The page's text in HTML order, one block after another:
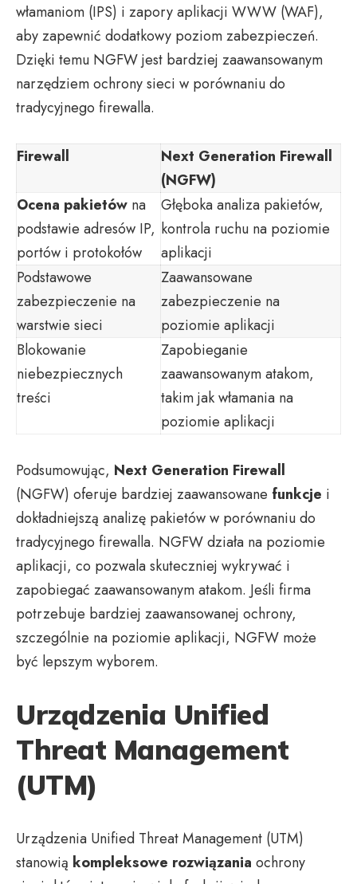
włamaniom (IPS) i zapory aplikacji WWW (WAF),
aby zapewnić dodatkowy poziom zabezpieczeń.
Dzięki temu NGFW jest bardziej zaawansowanym
narzędziem ochrony sieci w porównaniu do
tradycyjnego firewalla.
Firewall
Next Generation Firewall
(NGFW)
Ocena pakietów na
podstawie adresów IP,
portów i protokołów
Głęboka analiza pakietów,
kontrola ruchu na poziomie
aplikacji
Podstawowe
zabezpieczenie na
warstwie sieci
Zaawansowane
zabezpieczenie na
poziomie aplikacji
Blokowanie
niebezpiecznych
treści
Zapobieganie
zaawansowanym atakom,
takim jak włamania na
poziomie aplikacji
Podsumowując, Next Generation Firewall
(NGFW) oferuje bardziej zaawansowane funkcje i
dokładniejszą analizę pakietów w porównaniu do
tradycyjnego firewalla. NGFW działa na poziomie
aplikacji, co pozwala skuteczniej wykrywać i
zapobiegać zaawansowanym atakom. Jeśli firma
potrzebuje bardziej zaawansowanej ochrony,
szczególnie na poziomie aplikacji, NGFW może
być lepszym wyborem.
Urządzenia Unified
Threat Management
(UTM)
Urządzenia Unified Threat Management (UTM)
stanowią kompleksowe rozwiązania ochrony